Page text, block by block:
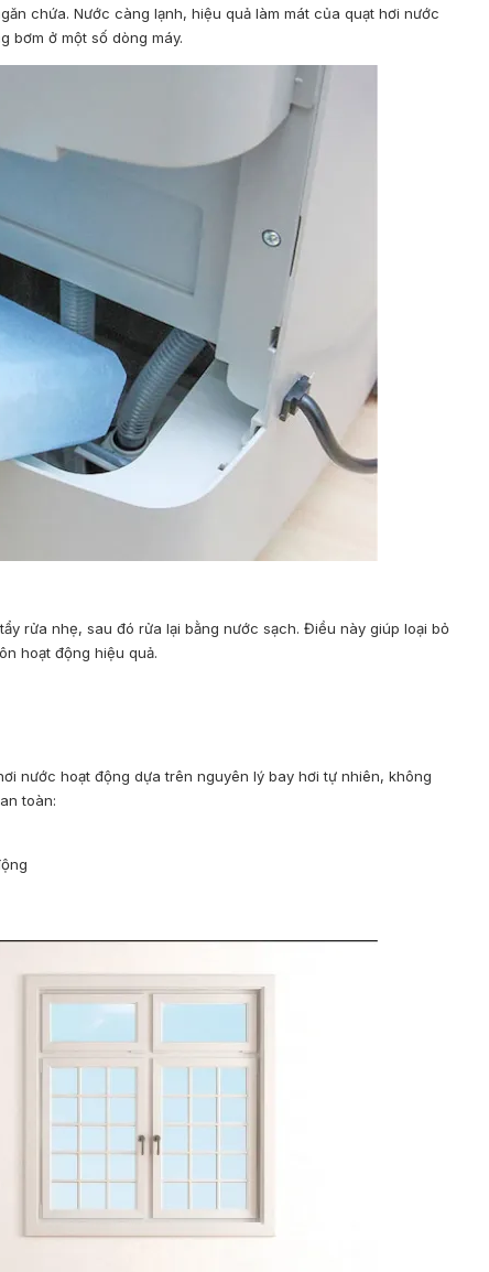
chứa. Nước càng lạnh, hiệu quả làm mát của quạt hơi nước
bơm ở một số dòng máy.
rửa nhẹ, sau đó rửa lại bằng nước sạch. Điều này giúp loại bỏ
hoạt động hiệu quả.
nước hoạt động dựa trên nguyên lý bay hơi tự nhiên, không
toàn: